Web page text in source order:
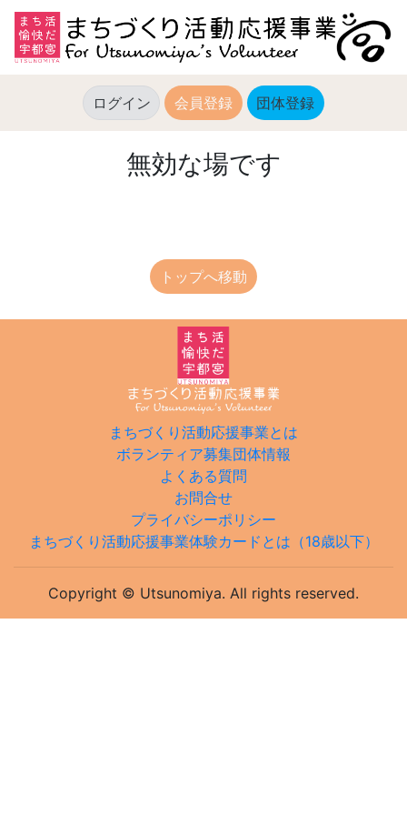
ログイン 会員登録 団体登録 (current)
無効な場です
トップへ移動
まちづくり活動応援事業とは
ボランティア募集団体情報
よくある質問
お問合せ
プライバシーポリシー
まちづくり活動応援事業体験カードとは（18歳以下）
Copyright © Utsunomiya. All rights reserved.